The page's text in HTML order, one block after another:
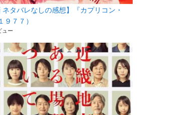
ネタバレなしの感想】『カプリコン・
９７７）
ュー